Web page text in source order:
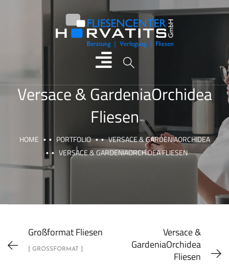
Versace & GardeniaOrchidea
Fliesen
HOME PORTFOLIO
VERSACE & GARDENIAORCHIDEA
VERSACE & GARDENIAORCHIDEA FLIESEN
Großformat Fliesen
[ GROSSFORMAT ]
Versace &
GardeniaOrchidea
Fliesen